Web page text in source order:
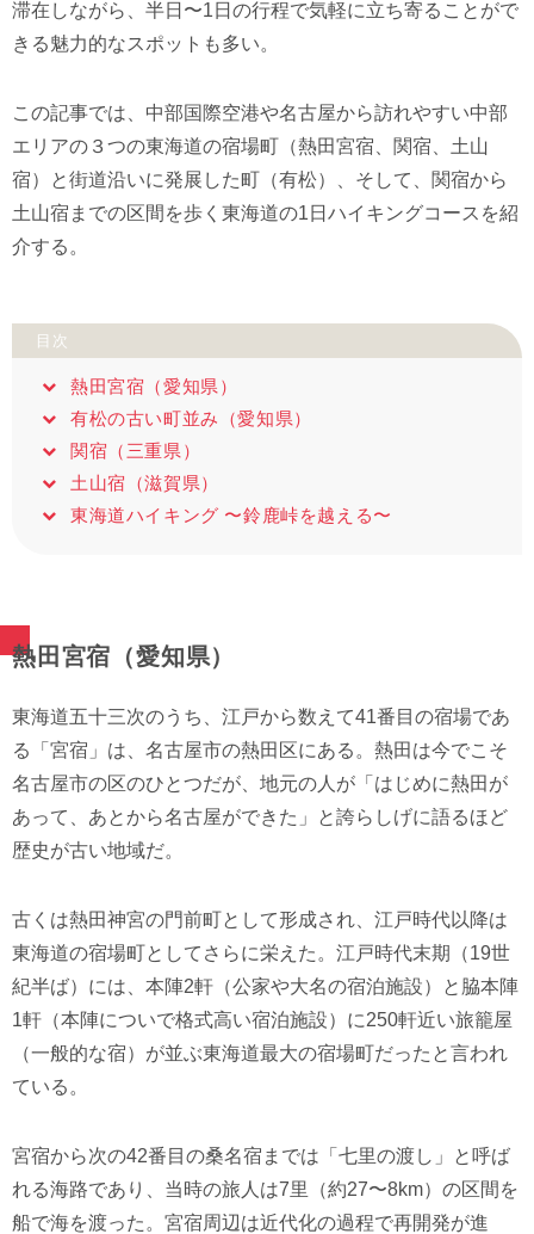
滞在しながら、半日〜1日の行程で気軽に立ち寄ることがで
きる魅力的なスポットも多い。
この記事では、中部国際空港や名古屋から訪れやすい中部
エリアの３つの東海道の宿場町（熱田宮宿、関宿、土山
宿）と街道沿いに発展した町（有松）、そして、関宿から
土山宿までの区間を歩く東海道の1日ハイキングコースを紹
介する。
目次
熱田宮宿（愛知県）
有松の古い町並み（愛知県）
関宿（三重県）
土山宿（滋賀県）
東海道ハイキング 〜鈴鹿峠を越える〜
熱田宮宿（愛知県）
東海道五十三次のうち、江戸から数えて41番目の宿場であ
る「宮宿」は、名古屋市の熱田区にある。熱田は今でこそ
名古屋市の区のひとつだが、地元の人が「はじめに熱田が
あって、あとから名古屋ができた」と誇らしげに語るほど
歴史が古い地域だ。
古くは熱田神宮の門前町として形成され、江戸時代以降は
東海道の宿場町としてさらに栄えた。江戸時代末期（19世
紀半ば）には、本陣2軒（公家や大名の宿泊施設）と脇本陣
1軒（本陣についで格式高い宿泊施設）に250軒近い旅籠屋
（一般的な宿）が並ぶ東海道最大の宿場町だったと言われ
ている。
宮宿から次の42番目の桑名宿までは「七里の渡し」と呼ば
れる海路であり、当時の旅人は7里（約27〜8km）の区間を
船で海を渡った。宮宿周辺は近代化の過程で再開発が進